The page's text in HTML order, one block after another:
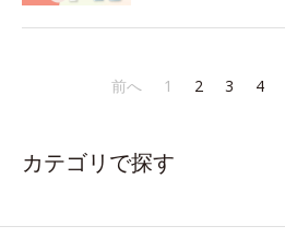
前へ 1 2 3 4
カテゴリで探す